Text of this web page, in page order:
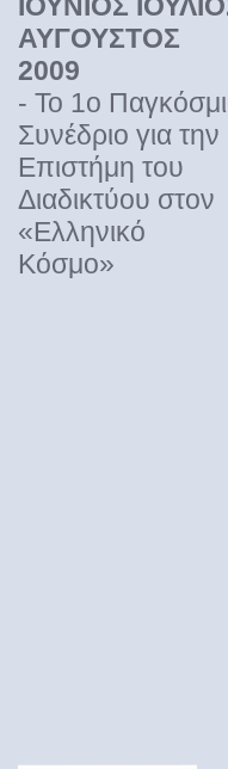
ΑΥΓΟΥΣΤΟΣ
2009
- Το 1ο
Συνέδριο για την
Επιστήμη του
Διαδικτύου στον
«Ελληνικό
Κόσμο»